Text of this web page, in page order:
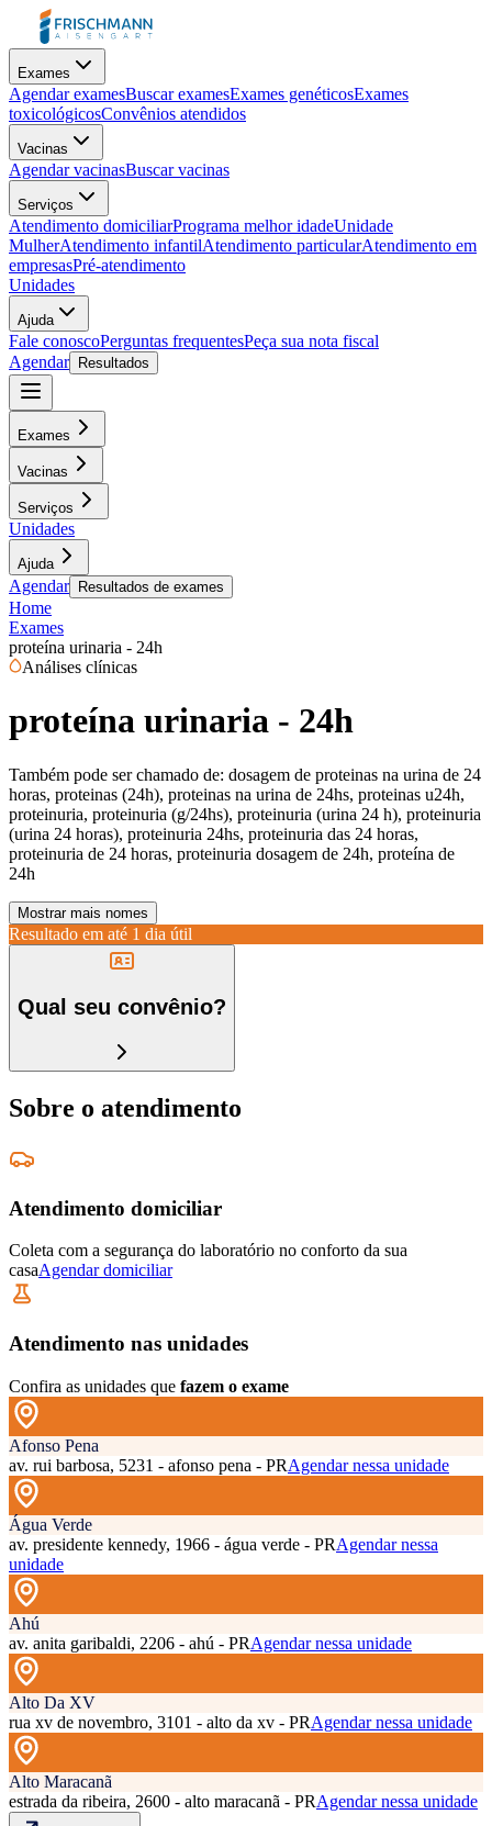
Exames
Agendar examesBuscar examesExames genéticosExames
toxicológicosConvênios atendidos
Vacinas
Agendar vacinasBuscar vacinas
Serviços
Atendimento domiciliarPrograma melhor idadeUnidade
MulherAtendimento infantilAtendimento particularAtendimento em
empresasPré-atendimento
Unidades
Ajuda
Fale conoscoPerguntas frequentesPeça sua nota fiscal
Agendar
Resultados
Exames
Vacinas
Serviços
Unidades
Ajuda
Agendar Resultados de exames
Home
Exames
proteína urinaria - 24h
Análises clínicas
proteína urinaria - 24h
Também pode ser chamado de: dosagem de proteinas na urina de 24
horas, proteinas (24h), proteinas na urina de 24hs, proteinas u24h,
proteinuria, proteinuria (g/24hs), proteinuria (urina 24 h), proteinuria
(urina 24 horas), proteinuria 24hs, proteinuria das 24 horas,
proteinuria de 24 horas, proteinuria dosagem de 24h, proteína de
24h
Mostrar mais nomes
Resultado em até 1 dia útil
Qual seu convênio?
Sobre o atendimento
Atendimento domiciliar
Coleta com a segurança do laboratório no conforto da sua
casaAgendar domiciliar
Atendimento nas unidades
Confira as unidades que fazem o exame
Afonso Pena
av. rui barbosa, 5231 - afonso pena - PRAgendar nessa unidade
Água Verde
av. presidente kennedy, 1966 - água verde - PRAgendar nessa
unidade
Ahú
av. anita garibaldi, 2206 - ahú - PRAgendar nessa unidade
Alto Da XV
rua xv de novembro, 3101 - alto da xv - PRAgendar nessa unidade
Alto Maracanã
estrada da ribeira, 2600 - alto maracanã - PRAgendar nessa unidade